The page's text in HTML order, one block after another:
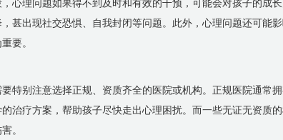
心理问题如果得不到及时和有效的干预，可能会对孩子的成
甚出现社交恐惧、自我封闭等问题。此外，心理问题还可能
要。
特别注意选择正规、资质齐全的医院或机构。正规医院通常
治疗方案，帮助孩子尽快走出心理困扰。而一些无证无资质
。